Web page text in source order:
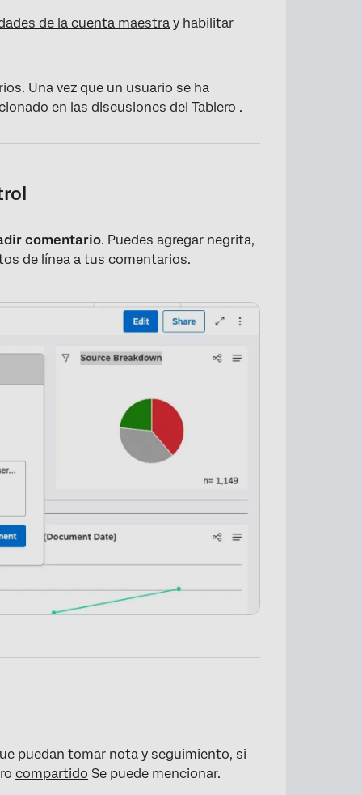
×
de la cuenta maestra y habilitar
Una vez que un usuario se ha
en las discusiones del Tablero .
comentario. Puedes agregar negrita,
de línea a tus comentarios.
puedan tomar nota y seguimiento, si
compartido Se puede mencionar.